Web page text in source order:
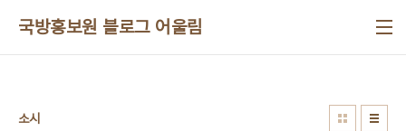
국방홍보원 블로그 어울림
소시